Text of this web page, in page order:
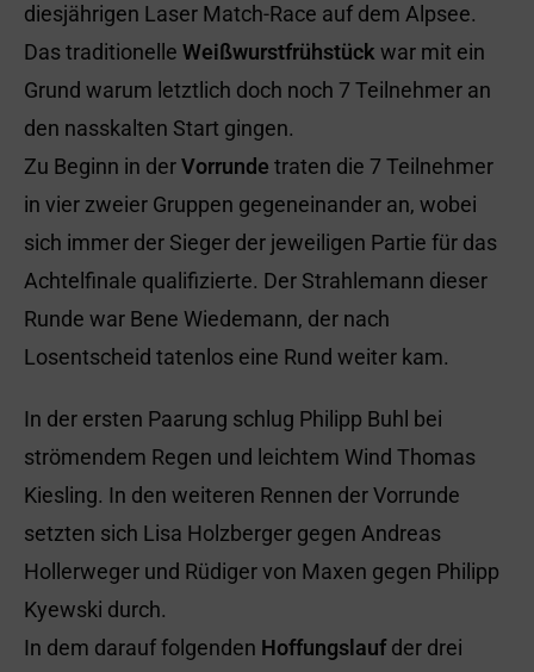
diesjährigen Laser Match-Race auf dem Alpsee.
Das traditionelle Weißwurstfrühstück war mit ein
Grund warum letztlich doch noch 7 Teilnehmer an
den nasskalten Start gingen.
Zu Beginn in derVorrunde traten die 7 Teilnehmer
in vier zweier Gruppen gegeneinander an, wobei
sich immer der Sieger der jeweiligen Partie für das
Achtelfinale qualifizierte. Der Strahlemann dieser
Runde war Bene Wiedemann, der nach
Losentscheid tatenlos eine Rund weiter kam.
In der ersten Paarung schlug Philipp Buhl bei
strömendem Regen und leichtem Wind Thomas
Kiesling. In den weiteren Rennen der Vorrunde
setzten sich Lisa Holzberger gegen Andreas
Hollerweger und Rüdiger von Maxen gegen Philipp
Kyewski durch.
In dem darauf folgenden Hoffungslaufder drei